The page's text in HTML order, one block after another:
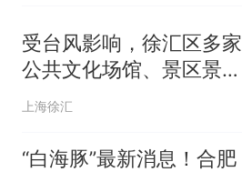
受台风影响，徐汇区多家
公共文化场馆、景区景
点、演出闭馆或时间调整
上海徐汇
“白海豚”最新消息！合肥